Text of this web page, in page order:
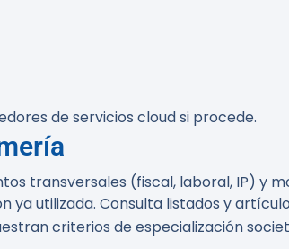
de servicios cloud si procede.
transversales (fiscal, laboral, IP) y
ya utilizada. Consulta listados y
criterios de especialización